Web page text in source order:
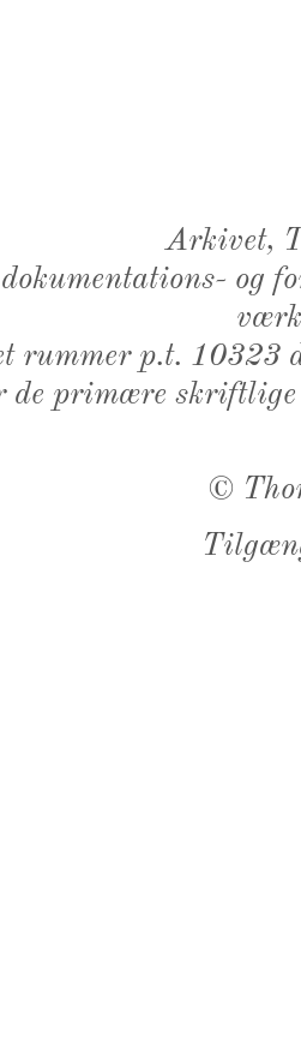
Arkivet,
og
rummer p.t. 10323
de primære
©